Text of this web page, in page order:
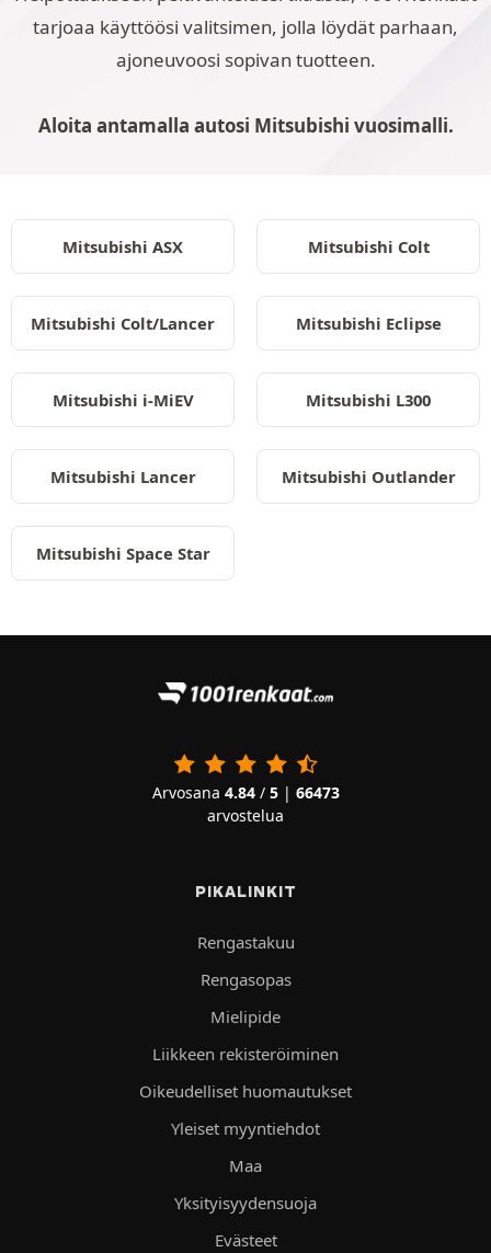
tarjoaa käyttöösi valitsimen, jolla löydät parhaan,
ajoneuvoosi sopivan tuotteen.
Aloita antamalla autosi Mitsubishi vuosimalli.
Mitsubishi ASX Mitsubishi Colt
Mitsubishi Colt/Lancer Mitsubishi Eclipse
Mitsubishi i-MiEV Mitsubishi L300
Mitsubishi Lancer Mitsubishi Outlander
Mitsubishi Space Star
Arvosana 4.84/ 5| 66473
arvostelua
PIKALINKIT
Rengastakuu
Rengasopas
Mielipide
Liikkeen rekisteröiminen
Oikeudelliset huomautukset
Yleiset myyntiehdot
Maa
Yksityisyydensuoja
Evästeet